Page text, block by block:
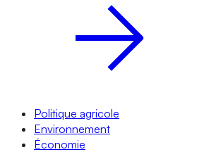
Politique agricole
Environnement
Économie